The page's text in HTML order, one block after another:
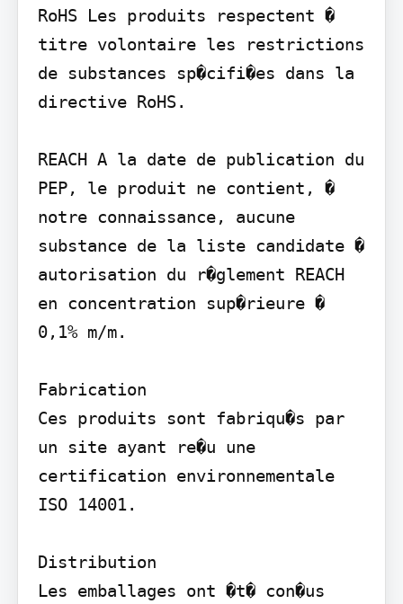
RoHS Les produits respectent �
titre volontaire les restrictions
de substances sp�cifi�es dans la
directive RoHS.
REACH A la date de publication du
PEP, le produit ne contient, �
notre connaissance, aucune
substance de la liste candidate �
autorisation du r�glement REACH
en concentration sup�rieure �
0,1% m/m.
Fabrication
Ces produits sont fabriqu�s par
un site ayant re�u une
certification environnementale
ISO 14001.
Distribution
Les emballages ont �t� con�us